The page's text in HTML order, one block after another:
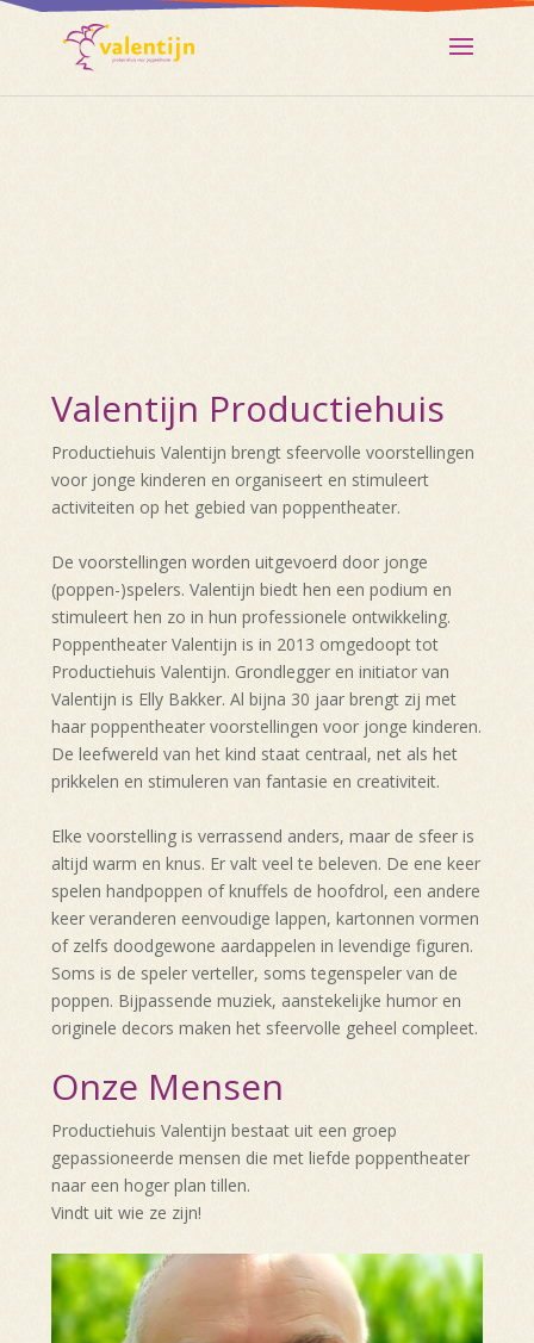
Valentijn Productiehuis
Productiehuis Valentijn brengt sfeervolle voorstellingen
voor jonge kinderen en organiseert en stimuleert
activiteiten op het gebied van poppentheater.
De voorstellingen worden uitgevoerd door jonge
(poppen-)spelers. Valentijn biedt hen een podium en
stimuleert hen zo in hun professionele ontwikkeling.
Poppentheater Valentijn is in 2013 omgedoopt tot
Productiehuis Valentijn. Grondlegger en initiator van
Valentijn is Elly Bakker. Al bijna 30 jaar brengt zij met
haar poppentheater voorstellingen voor jonge kinderen.
De leefwereld van het kind staat centraal, net als het
prikkelen en stimuleren van fantasie en creativiteit.
Elke voorstelling is verrassend anders, maar de sfeer is
altijd warm en knus. Er valt veel te beleven. De ene keer
spelen handpoppen of knuffels de hoofdrol, een andere
keer veranderen eenvoudige lappen, kartonnen vormen
of zelfs doodgewone aardappelen in levendige figuren.
Soms is de speler verteller, soms tegenspeler van de
poppen. Bijpassende muziek, aanstekelijke humor en
originele decors maken het sfeervolle geheel compleet.
Onze Mensen
Productiehuis Valentijn bestaat uit een groep
gepassioneerde mensen die met liefde poppentheater
naar een hoger plan tillen.
Vindt uit wie ze zijn!